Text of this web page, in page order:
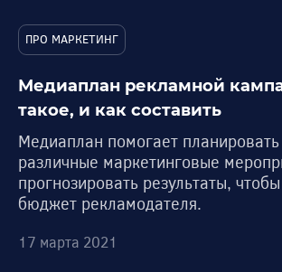
ПРО МАРКЕТИНГ
Медиаплан рекламной
такое, и как составить
Медиаплан помогает
различные маркетинговые
прогнозировать результаты,
бюджет рекламодателя.
17 марта 2021